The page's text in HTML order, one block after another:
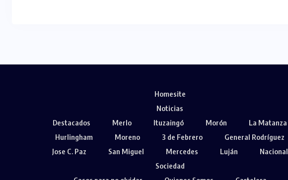
Homesite
Noticias
Destacados
Merlo Ituzaingó Morón
La Matanza
Hurlingham
Moreno 3 de Febrero
General Rodríguez
Jose C. Paz
San Miguel Mercedes Luján
Nacional
Sociedad